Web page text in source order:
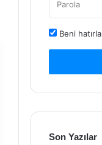
Beni hatırla
Son Yazılar